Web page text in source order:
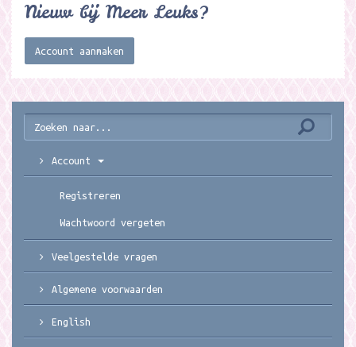
Nieuw bij Meer Leuks?
Account aanmaken
Account
Registreren
Wachtwoord vergeten
Veelgestelde vragen
Algemene voorwaarden
English